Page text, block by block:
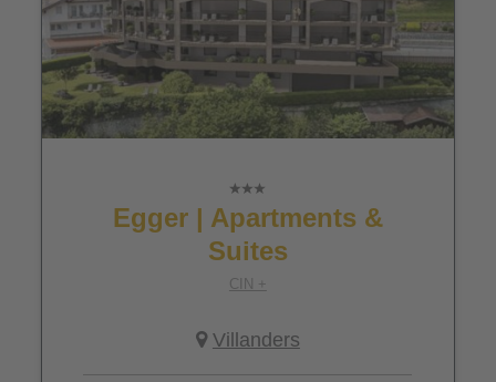
Egger | Apartments &
Suites
CIN +
Villanders